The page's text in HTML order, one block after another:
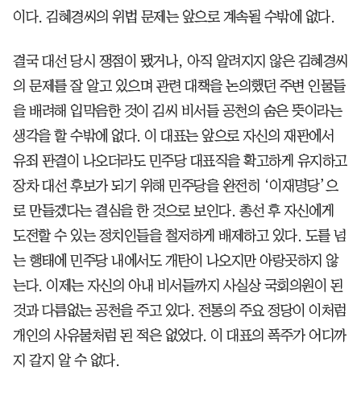
이다. 김혜경씨의 위법 문제는 앞으로 계속될 수밖에 없다.
결국 대선 당시 쟁점이 됐거나, 아직 알려지지 않은 김혜경씨
의 문제를 잘 알고 있으며 관련 대책을 논의했던 주변 인물들
을 배려해 입막음한 것이 김씨 비서들 공천의 숨은 뜻이라는
생각을 할 수밖에 없다. 이 대표는 앞으로 자신의 재판에서
유죄 판결이 나오더라도 민주당 대표직을 확고하게 유지하고
장차 대선 후보가 되기 위해 민주당을 완전히 ‘이재명당’으
로 만들겠다는 결심을 한 것으로 보인다. 총선 후 자신에게
도전할 수 있는 정치인들을 철저하게 배제하고 있다. 도를 넘
는 행태에 민주당 내에서도 개탄이 나오지만 아랑곳하지 않
는다. 이제는 자신의 아내 비서들까지 사실상 국회의원이 된
것과 다름없는 공천을 주고 있다. 전통의 주요 정당이 이처럼
개인의 사유물처럼 된 적은 없었다. 이 대표의 폭주가 어디까
지 갈지 알 수 없다.